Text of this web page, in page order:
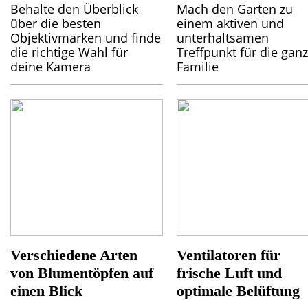
Behalte den Überblick
über die besten
Objektivmarken und finde
die richtige Wahl für
deine Kamera
Mach den Garten zu
einem aktiven und
unterhaltsamen
Treffpunkt für die
Familie
Verschiedene Arten
von Blumentöpfen auf
einen Blick
Ventilatoren für
frische Luft und
optimale Belüftung